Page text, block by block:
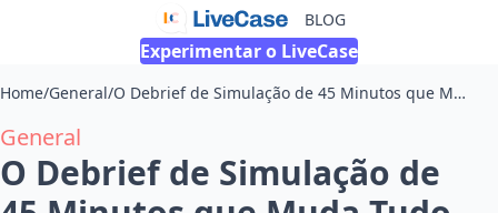
BLOG
Experimentar o LiveCase
Home/General/ O Debrief de Simulação de 45 Minutos que Muda Tudo
General
O Debrief de Simulação de